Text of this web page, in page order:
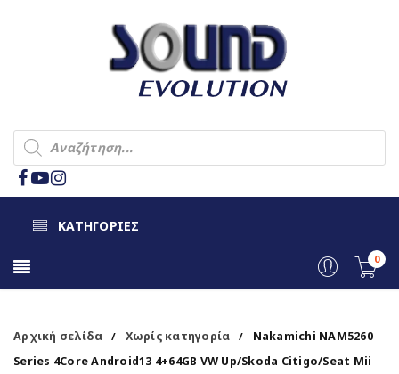
ΚΑΤΗΓΟΡΙΕΣ
0
Αρχική σελίδα / Χωρίς κατηγορία /
Nakamichi NAM5260
Series 4Core Android13 4+64GB VW Up/Skoda Citigo/Seat Mii